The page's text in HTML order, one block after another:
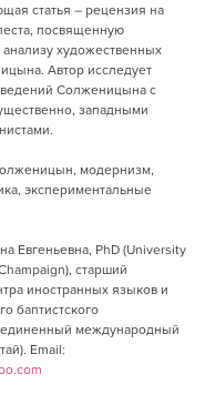
статья – рецензия на
посвященную
анализу художественных
Автор исследует
Солженицына с
западными
модернизм,
экспериментальные
Евгеньевна, PhD (University
старший
иностранных языков и
баптистского
международный
Email: